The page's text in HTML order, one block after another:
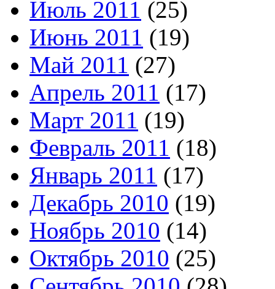
Июль 2011 (25)
Июнь 2011 (19)
Май 2011 (27)
Апрель 2011 (17)
Март 2011 (19)
Февраль 2011 (18)
Январь 2011 (17)
Декабрь 2010 (19)
Ноябрь 2010 (14)
Октябрь 2010 (25)